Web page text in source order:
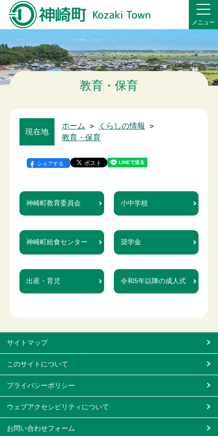
メニュー
教育・保育
現在地
ホーム > くらしの情報
>
教育・保育
シェアする
神崎町教育委員会 小中学校
神崎町給食センター 奨学金
出産・育児 令和5年以降の成人式
サイトマップ
このサイトについて
プライバシーポリシー
ウェブアクセシビリティについて
お問い合わせフォーム